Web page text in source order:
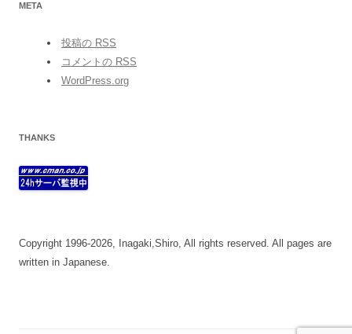
META
投稿の RSS
コメントの RSS
WordPress.org
THANKS
Copyright 1996-2026, Inagaki,Shiro, All rights reserved. All pages are
written in Japanese.